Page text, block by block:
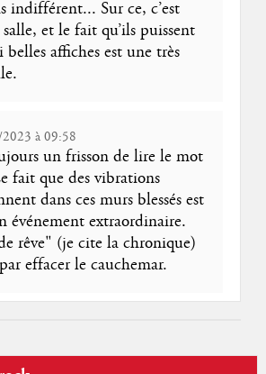
indifférent... Sur ce, c’est
et le fait qu’ils puissent
belles affiches est une très
à 09:58
un frisson de lire le mot
fait que des vibrations
dans ces murs blessés est
événement extraordinaire.
rêve" (je cite la chronique)
effacer le cauchemar.